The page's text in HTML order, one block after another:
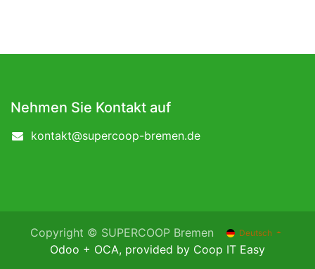
Nehmen Sie Kontakt auf
kontakt@supercoop-bremen.de
Copyright © SUPERCOOP Bremen Deutsch
Odoo + OCA, provided by Coop IT Easy